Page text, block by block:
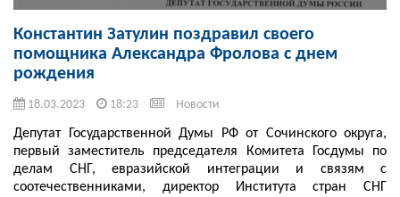
Константин Затулин поздравил своего
помощника Александра Фролова с днем
рождения
18.03.2023 18:23 Новости
Депутат Государственной Думы РФ от Сочинского округа,
первый заместитель председателя Комитета Госдумы по
делам СНГ, евразийской интеграции и связям с
соотечественниками, директор Института стран СНГ